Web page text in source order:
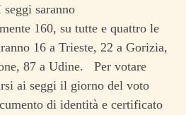
saranno
160, su tutte e quattro le
16 a Trieste, 22 a Gorizia,
87 a Udine. Per votare
ai seggi il giorno del voto
di identità e certificato